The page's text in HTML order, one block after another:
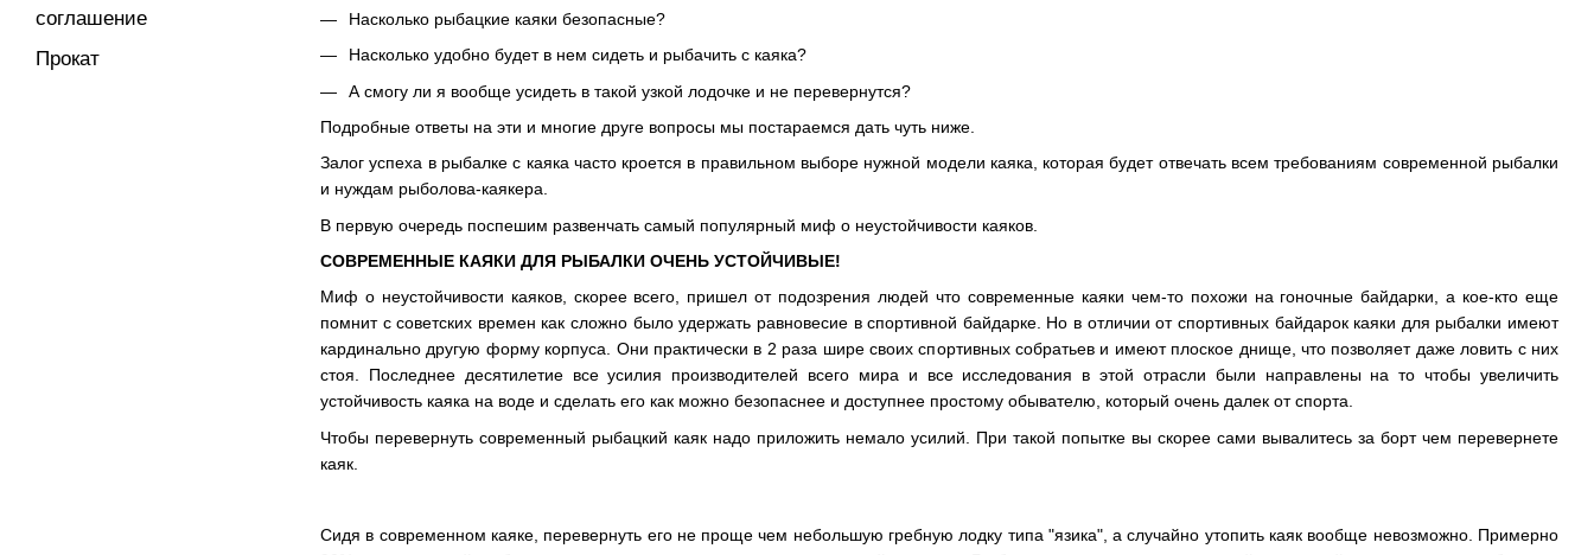
Насколько рыбацкие каяки безопасные?
Насколько удобно будет в нем сидеть и рыбачить с каяка?
А смогу ли я вообще усидеть в такой узкой лодочке и не перевернутся?
Подробные ответы на эти и многие друге вопросы мы постараемся дать чуть ниже.
Залог успеха в рыбалке с каяка часто кроется в правильном выборе нужной модели каяка, которая будет отвечать всем требованиям современной рыбалки
и нуждам рыболова-каякера.
В первую очередь поспешим развенчать самый популярный миф о неустойчивости каяков.
СОВРЕМЕННЫЕ КАЯКИ ДЛЯ РЫБАЛКИ ОЧЕНЬ УСТОЙЧИВЫЕ!
Миф о неустойчивости каяков, скорее всего, пришел от подозрения людей что современные каяки чем-то похожи на гоночные байдарки, а кое-кто еще
помнит с советских времен как сложно было удержать равновесие в спортивной байдарке. Но в отличии от спортивных байдарок каяки для рыбалки имеют
кардинально другую форму корпуса. Они практически в 2 раза шире своих спортивных собратьев и имеют плоское днище, что позволяет даже ловить с них
стоя. Последнее десятилетие все усилия производителей всего мира и все исследования в этой отрасли были направлены на то чтобы увеличить
устойчивость каяка на воде и сделать его как можно безопаснее и доступнее простому обывателю, который очень далек от спорта.
Чтобы перевернуть современный рыбацкий каяк надо приложить немало усилий. При такой попытке вы скорее сами вывалитесь за борт чем перевернете
каяк.
Сидя в современном каяке, перевернуть его не проще чем небольшую гребную лодку типа "язика", а случайно утопить каяк вообще невозможно. Примерно
соглашение
Прокат